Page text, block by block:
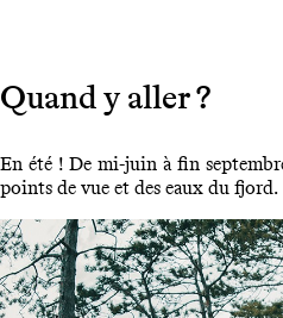
Quand y aller ?
En été ! De mi-juin à fin
points de vue et des eaux du fjord.